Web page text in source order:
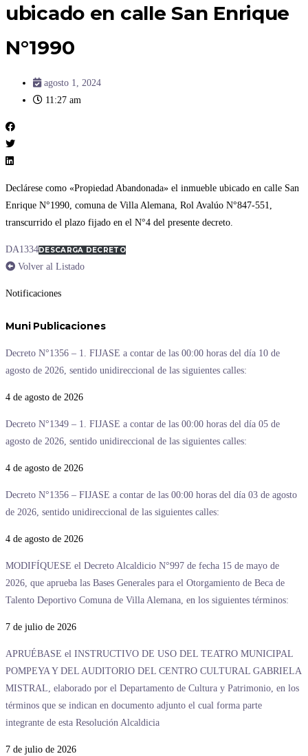
ubicado en calle San Enrique
N°1990
agosto 1, 2024
11:27 am
Declárese como «Propiedad Abandonada» el inmueble ubicado en calle San
Enrique N°1990, comuna de Villa Alemana, Rol Avalúo N°847-551,
transcurrido el plazo fijado en el N°4 del presente decreto.
DA1334DESCARGA DECRETO
Volver al Listado
Notificaciones
Muni Publicaciones
Decreto N°1356 – 1. FIJASE a contar de las 00:00 horas del día 10 de
agosto de 2026, sentido unidireccional de las siguientes calles:
4 de agosto de 2026
Decreto N°1349 – 1. FIJASE a contar de las 00:00 horas del día 05 de
agosto de 2026, sentido unidireccional de las siguientes calles:
4 de agosto de 2026
Decreto N°1356 – FIJASE a contar de las 00:00 horas del día 03 de agosto
de 2026, sentido unidireccional de las siguientes calles:
4 de agosto de 2026
MODIFÍQUESE el Decreto Alcaldicio N°997 de fecha 15 de mayo de
2026, que aprueba las Bases Generales para el Otorgamiento de Beca de
Talento Deportivo Comuna de Villa Alemana, en los siguientes términos:
7 de julio de 2026
APRUÉBASE el INSTRUCTIVO DE USO DEL TEATRO MUNICIPAL
POMPEYA Y DEL AUDITORIO DEL CENTRO CULTURAL GABRIELA
MISTRAL, elaborado por el Departamento de Cultura y Patrimonio, en los
términos que se indican en documento adjunto el cual forma parte
integrante de esta Resolución Alcaldicia
7 de julio de 2026